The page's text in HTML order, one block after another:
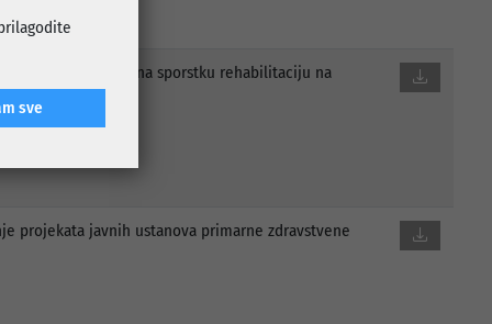
Centar Sarajevo na sporstku rehabilitaciju na
projekata javnih ustanova primarne zdravstvene
sve